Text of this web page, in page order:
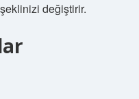
değiştirir.